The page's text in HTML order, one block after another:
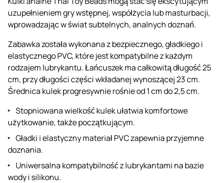
uzupełnieniem gry wstępnej, współżycia lub masturbacji,
wprowadzając w świat subtelnych, analnych doznań.
Zabawka została wykonana z bezpiecznego, gładkiego i
elastycznego PVC, które jest kompatybilne z każdym
rodzajem lubrykantu. Łańcuszek ma całkowitą długość 25
cm, przy długości części wkładanej wynoszącej 23 cm.
Średnica kulek progresywnie rośnie od 1 cm do 2,5 cm.
Stopniowana wielkość kulek ułatwia komfortowe
użytkowanie, także początkującym.
Gładki i elastyczny materiał PVC zapewnia przyjemne
doznania.
Uniwersalna kompatybilność z lubrykantami na bazie
wody i silikonu.